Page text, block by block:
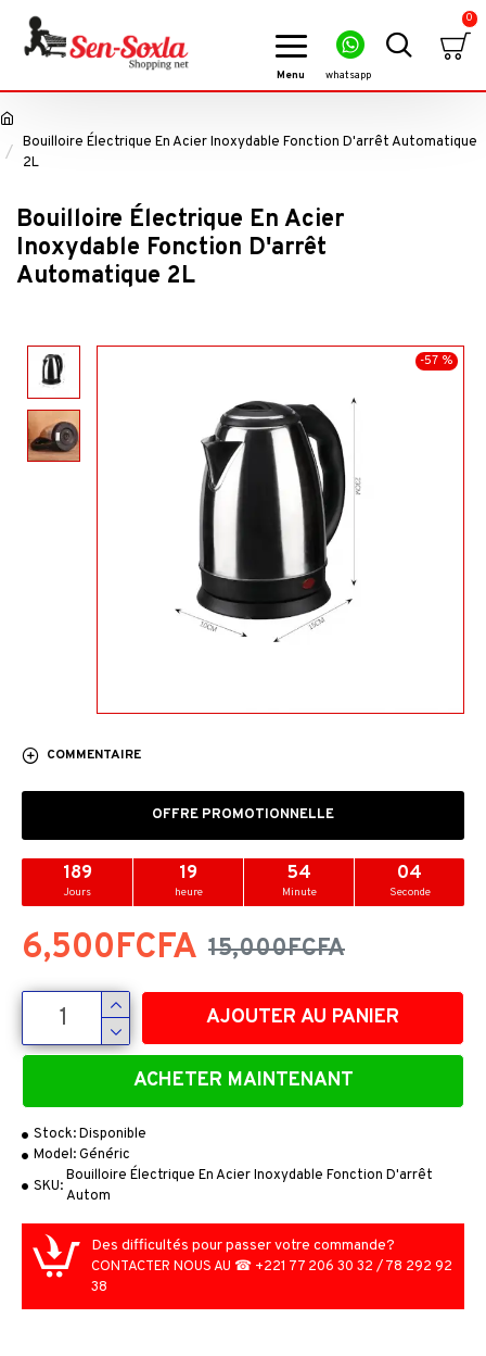
0
Bouilloire Électrique En Acier Inoxydable Fonction D'arrêt Automatique
2L
Bouilloire Électrique En Acier
Inoxydable Fonction D'arrêt
Automatique 2L
-57 %
COMMENTAIRE
Stock:Disponible
Model:Généric
SKU:
Bouilloire Électrique En Acier Inoxydable Fonction D'arrêt
Autom
OFFRE PROMOTIONNELLE
189
Jours
19
heure
54
Minute
04
Seconde
6,500FCFA 15,000FCFA
AJOUTER AU PANIER
ACHETER MAINTENANT
Des difficultés pour passer votre commande?
CONTACTER NOUS AU ☎ +221 77 206 30 32 / 78 292 92
38